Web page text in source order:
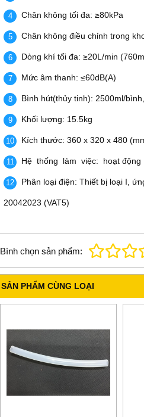
Chân không tối đa: ≥80kPa
Chân không điều chỉnh trong
Dòng khí tối đa: ≥20L/min
Mức âm thanh: ≤60dB(A)
Bình hút(thủy tinh): 2500ml/
Khối lượng: 15.5kg
Kích thước: 360 x 320 x 480
Hệ thống làm việc: hoạt động
Phân loại điện: Thiết bị loại I,
20042023 (VAT5)
Bình chọn sản phẩm:
SẢN PHẨM CÙNG LOẠI